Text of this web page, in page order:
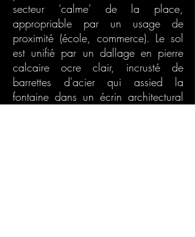
secteur ‘calme’ de la place,
appropriable par un usage de
proximité (école, commerce). Le sol
est unifié par un dallage en pierre
calcaire ocre clair, incrusté de
barrettes d'acier qui assied la
fontaine dans un écrin architectural